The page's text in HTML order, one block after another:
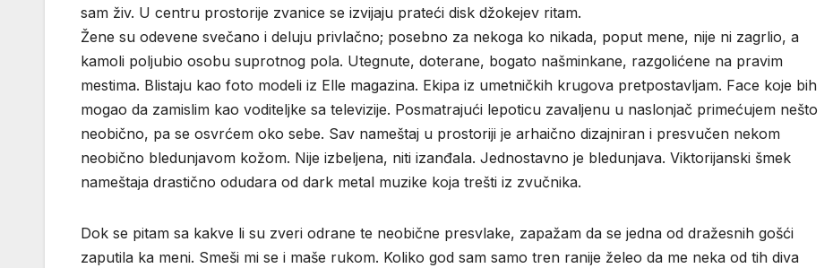
sam živ. U centru prostorije zvanice se izvijaju prateći disk džokejev ritam.
Žene su odevene svečano i deluju privlačno; posebno za nekoga ko nikada, poput mene, nije ni zagrlio, a
kamoli poljubio osobu suprotnog pola. Utegnute, doterane, bogato našminkane, razgolićene na pravim
mestima. Blistaju kao foto modeli iz Elle magazina. Ekipa iz umetničkih krugova pretpostavljam. Face koje bih
mogao da zamislim kao voditeljke sa televizije. Posmatrajući lepoticu zavaljenu u naslonjač primećujem nešto
neobično, pa se osvrćem oko sebe. Sav nameštaj u prostoriji je arhaično dizajniran i presvučen nekom
neobično bledunjavom kožom. Nije izbeljena, niti izanđala. Jednostavno je bledunjava. Viktorijanski šmek
nameštaja drastično odudara od dark metal muzike koja trešti iz zvučnika.
Dok se pitam sa kakve li su zveri odrane te neobične presvlake, zapažam da se jedna od dražesnih gošći
zaputila ka meni. Smeši mi se i maše rukom. Koliko god sam samo tren ranije želeo da me neka od tih diva